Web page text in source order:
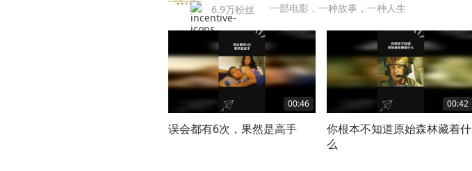
6.9万粉丝 一部电影，一种故事，一种人生
00:46
误会都有6次，果然是高手
00:42
你根本不知道原始森林藏着什
么